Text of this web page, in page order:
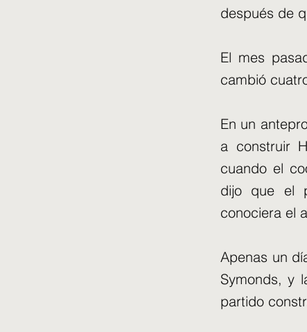
después de
El mes
cambió
En un
a construir
cuando el
dijo que el
conociera el
Apenas un
Symonds, y
partido